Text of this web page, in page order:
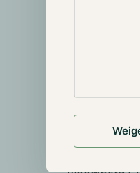
de markt
VanEck
Op 8 juli
waarde van
dag dienden